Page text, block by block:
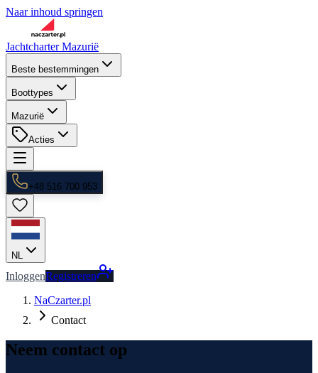
Naar inhoud springen
Jachtcharter Mazurië
Beste bestemmingen
Boottypes
Mazurië
Acties
+48 516 700 953
NL
InloggenRegistreren
NaCzarter.pl
Contact
Neem contact op